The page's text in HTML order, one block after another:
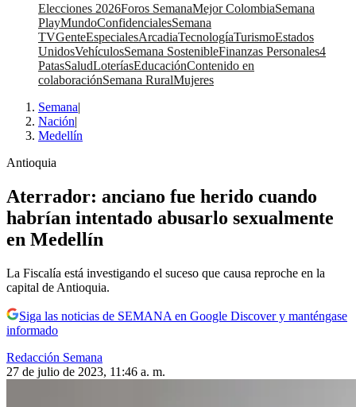
Elecciones 2026Foros SemanaMejor ColombiaSemana
PlayMundoConfidencialesSemana
TVGenteEspecialesArcadiaTecnologíaTurismoEstados
UnidosVehículosSemana SostenibleFinanzas Personales4
PatasSaludLoteríasEducaciónContenido en
colaboraciónSemana RuralMujeres
Semana|
Nación|
Medellín
Antioquia
Aterrador: anciano fue herido cuando
habrían intentado abusarlo sexualmente
en Medellín
La Fiscalía está investigando el suceso que causa reproche en la
capital de Antioquia.
Siga las noticias de SEMANA en Google Discover y manténgase
informado
Redacción Semana
27 de julio de 2023, 11:46 a. m.